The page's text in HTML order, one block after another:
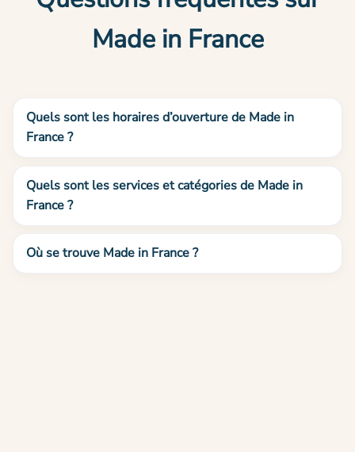
Made in France
Quels sont les horaires d’ouverture de Made in
France ?
Quels sont les services et catégories de Made in
France ?
Où se trouve Made in France ?